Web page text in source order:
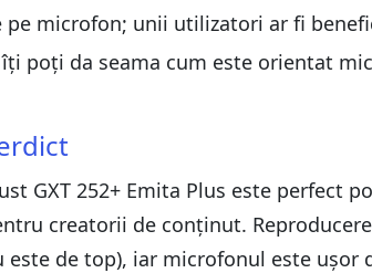
pe microfon; unii utilizatori ar fi
poți da seama cum este orientat
GXT 252+ Emita Plus este perfect
creatorii de conținut.
este de top), iar microfonul este